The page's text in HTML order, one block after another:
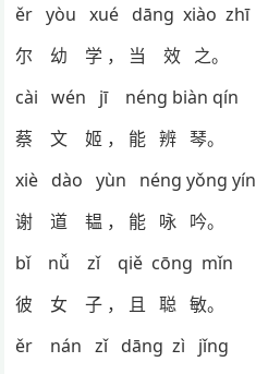
ěr yòu xué dāng xiào zhī
尔 幼 学 ， 当 效 之。
cài wén jī néng biàn qín
蔡 文 姬 ， 能 辨 琴。
xiè dào yùn néng yǒng yín
谢 道 韫 ， 能 咏 吟。
bǐ nǚ zǐ qiě cōng mǐn
彼 女 子 ， 且 聪 敏。
ěr nán zǐ dāng zì jǐng